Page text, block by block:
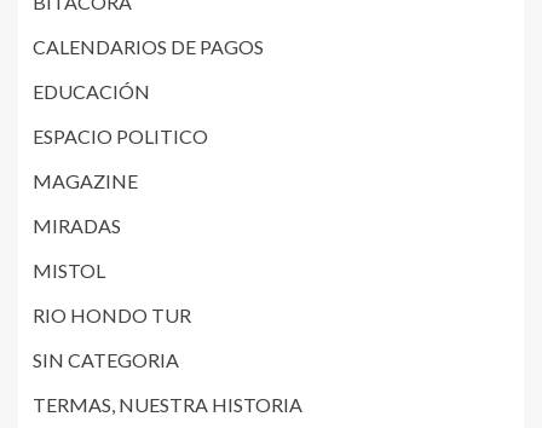
CALENDARIOS DE PAGOS
EDUCACIÓN
ESPACIO POLITICO
MAGAZINE
MIRADAS
MISTOL
RIO HONDO TUR
SIN CATEGORIA
TERMAS, NUESTRA HISTORIA